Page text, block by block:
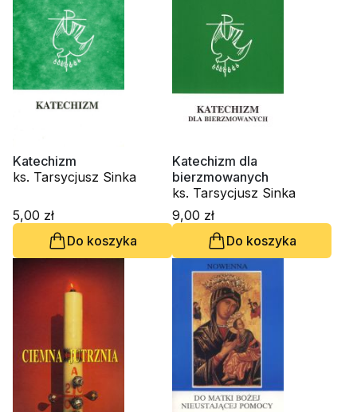
Katechizm
ks. Tarsycjusz Sinka
5,00 zł
Do koszyka
Katechizm dla
bierzmowanych
ks. Tarsycjusz Sinka
9,00 zł
Do koszyka